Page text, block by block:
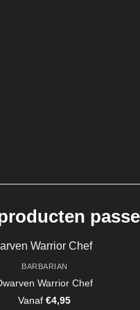
BARBARIAN
Warrior Chef
Vanaf€4,95